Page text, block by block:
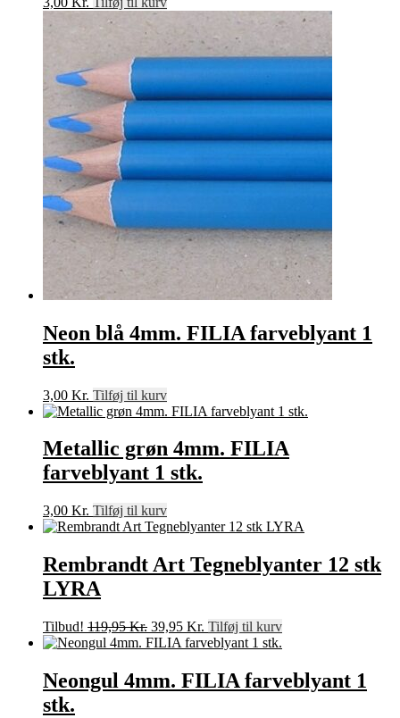
Neon blå 4mm. FILIA farveblyant 1
stk.
3,00 Kr. Tilføj til kurv
Metallic grøn 4mm. FILIA
farveblyant 1 stk.
3,00 Kr. Tilføj til kurv
Rembrandt Art Tegneblyanter 12 stk
LYRA
Tilbud! 119,95Kr. Den
oprindelige
119,95 Kr..
39,95 Kr. Den
aktuelle
er:
39,95 Kr..
Tilføj til kurv
Neongul 4mm. FILIA farveblyant 1
stk.